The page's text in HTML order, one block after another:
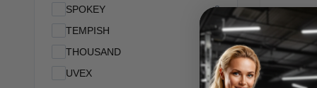
SPOKEY
8products available
TEMPISH
18products available
THOUSAND
1 products available
UVEX
9products available